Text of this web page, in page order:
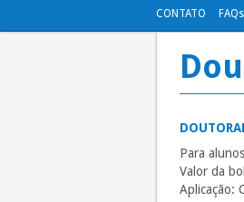
CONTATO FAQs
Para
Valor da
Aplicação: